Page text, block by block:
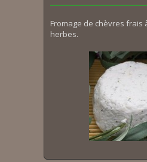
Fromage de chèvres frais
herbes.